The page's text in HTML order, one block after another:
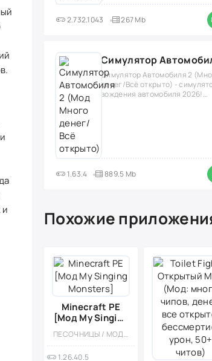
2.732.1043 267 Mb
Симулятор Автомобиля 2
денег/Всё открыто) -
вождения автомобиля 2026!
1.63.4 889.5 Mb
Похожие
Minecraft PE
[Мод My Singing
Monsters]
ПЕСОЧНИЦЫ / МОД / ЭКШЕНЫ
1.26.40.5